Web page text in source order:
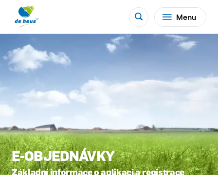
Menu
E-OBJEDNÁVKY
Základní informace o aplikaci a registrace